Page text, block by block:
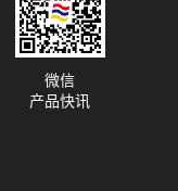
微信
产品快讯